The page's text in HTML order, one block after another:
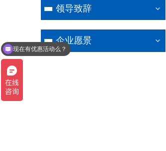
领导致辞
企业愿景
现在有优惠活动么？